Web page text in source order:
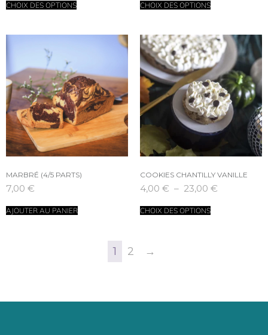
CHOIX DES OPTIONS CHOIX DES OPTIONS
MARBRÉ (4/5 PARTS)
7,00 €
AJOUTER AU PANIER
COOKIES CHANTILLY VANILLE
4,00 € – 23,00 €
CHOIX DES OPTIONS
1 2 →